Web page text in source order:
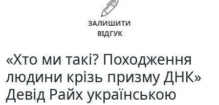
ЗАЛИШИТИ
ВІДГУК
«Хто ми такі? Походження
людини крізь призму ДНК»
Девід Райх українською